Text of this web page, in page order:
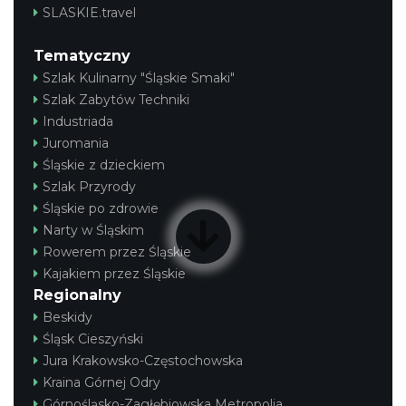
SLASKIE.travel
Tematyczny
Szlak Kulinarny "Śląskie Smaki"
Szlak Zabytów Techniki
Industriada
Juromania
Śląskie z dzieckiem
Szlak Przyrody
Śląskie po zdrowie
Narty w Śląskim
Rowerem przez Śląskie
Kajakiem przez Śląskie
Regionalny
Beskidy
Śląsk Cieszyński
Jura Krakowsko-Częstochowska
Kraina Górnej Odry